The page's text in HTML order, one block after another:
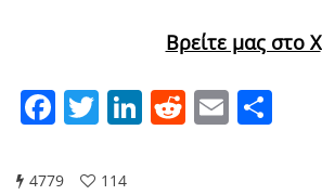
Βρείτε μας στο X
Facebook
Twitter
LinkedIn
Reddit
Email
4779 114